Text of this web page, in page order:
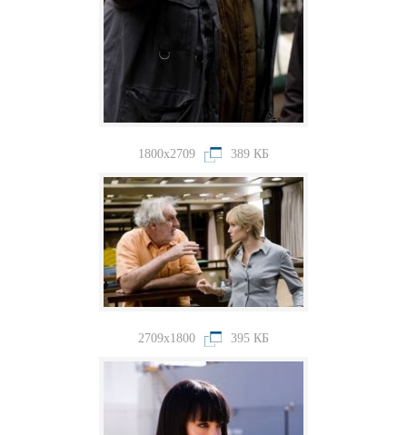
1800x2709 389 КБ
2709x1800 395 КБ